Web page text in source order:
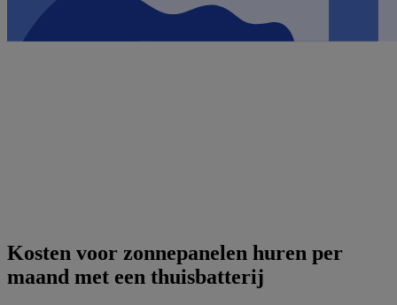
Kosten voor zonnepanelen huren per
maand met een thuisbatterij